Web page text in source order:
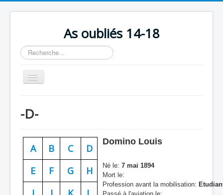
As oubliés 14-18
Rechercher
Basculer
la
Chronologie
Escadrilles
Organisation
Avions
-D-
A B C
D
E
F G
H
Domino Louis
Né le: 7 mai 1894
Mort le:
Profession avant la mobilisation: